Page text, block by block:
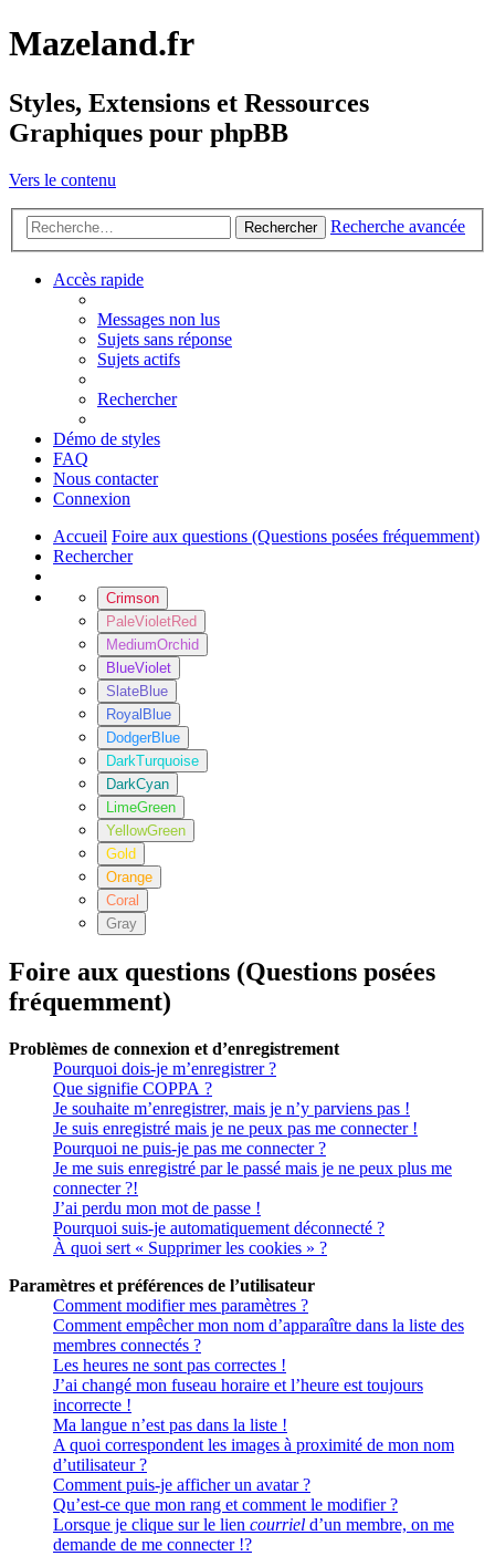
Mazeland.fr
Styles, Extensions et Ressources
Graphiques pour phpBB
Vers le contenu
Rechercher Recherche avancée
Accès rapide
Messages non lus
Sujets sans réponse
Sujets actifs
Rechercher
Démo de styles
FAQ
Nous contacter
Connexion
Accueil Foire aux questions (Questions posées fréquemment)
Rechercher
Crimson
PaleVioletRed
MediumOrchid
BlueViolet
SlateBlue
RoyalBlue
DodgerBlue
DarkTurquoise
DarkCyan
LimeGreen
YellowGreen
Gold
Orange
Coral
Gray
Foire aux questions (Questions posées
fréquemment)
Problèmes de connexion et d’enregistrement
Pourquoi dois-je m’enregistrer ?
Que signifie COPPA ?
Je souhaite m’enregistrer, mais je n’y parviens pas !
Je suis enregistré mais je ne peux pas me connecter !
Pourquoi ne puis-je pas me connecter ?
Je me suis enregistré par le passé mais je ne peux plus me
connecter ?!
J’ai perdu mon mot de passe !
Pourquoi suis-je automatiquement déconnecté ?
À quoi sert « Supprimer les cookies » ?
Paramètres et préférences de l’utilisateur
Comment modifier mes paramètres ?
Comment empêcher mon nom d’apparaître dans la liste des
membres connectés ?
Les heures ne sont pas correctes !
J’ai changé mon fuseau horaire et l’heure est toujours
incorrecte !
Ma langue n’est pas dans la liste !
A quoi correspondent les images à proximité de mon nom
d’utilisateur ?
Comment puis-je afficher un avatar ?
Qu’est-ce que mon rang et comment le modifier ?
Lorsque je clique sur le lien courriel d’un membre, on me
demande de me connecter !?